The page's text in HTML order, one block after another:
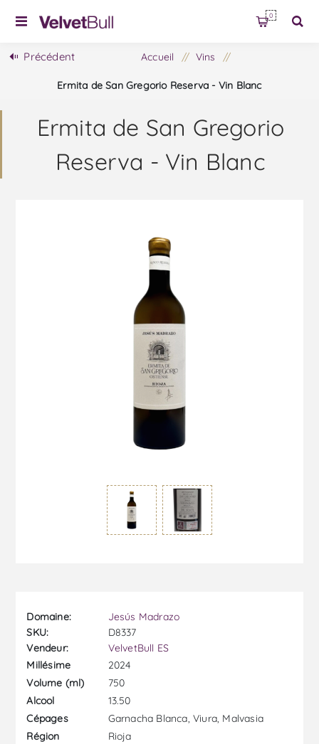
0
Précédent Accueil / Vins /
Ermita de San Gregorio Reserva - Vin Blanc
Ermita de San Gregorio
Reserva - Vin Blanc
Domaine:
Jesús Madrazo
SKU:
D8337
Vendeur:
VelvetBull ES
Millésime
2024
Volume (ml)
750
Alcool
13.50
Cépages
Garnacha Blanca, Viura, Malvasia
Région
Rioja